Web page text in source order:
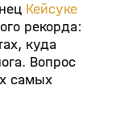
Кейсуке
рекорда:
куда
Вопрос
самых